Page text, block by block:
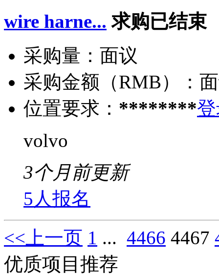
wire harne... 求购已结束
采购量： 面议
采购金额（RMB）：
位置要求： ********
volvo
3个月前更新
5人报名
<<上一页 1 ... 4466 4467
优质项目推荐